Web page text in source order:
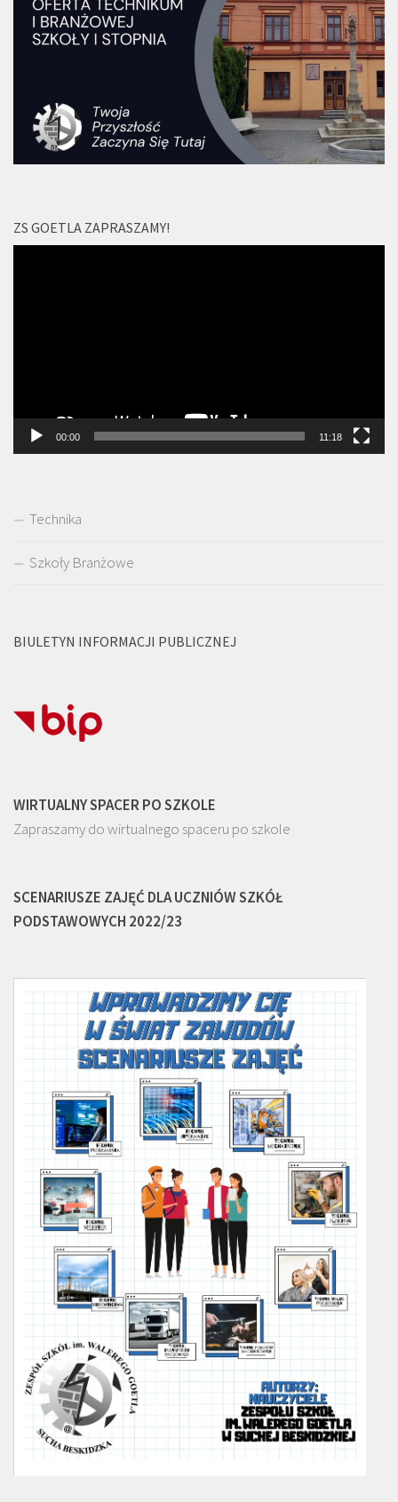
ZS GOETLA ZAPRASZAMY!
00:00 11:18
Technika
Szkoły Branżowe
BIULETYN INFORMACJI PUBLICZNEJ
WIRTUALNY SPACER PO SZKOLE
Zapraszamy do wirtualnego spaceru po szkole
SCENARIUSZE ZAJĘĆ DLA UCZNIÓW SZKÓŁ
PODSTAWOWYCH 2022/23